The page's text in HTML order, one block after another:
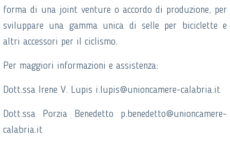
forma di una joint venture o accordo di produzione, per
sviluppare una gamma unica di selle per biciclette e
altri accessori per il ciclismo.
Per maggiori informazioni e assistenza:
Dott.ssa Irene V. Lupis i.lupis@unioncamere-calabria.it
Dott.ssa Porzia Benedetto p.benedetto@unioncamere-
calabria.it